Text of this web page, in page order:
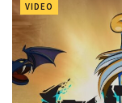
VIDEO